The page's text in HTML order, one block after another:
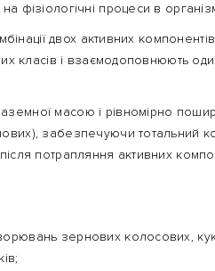
фізіологічні процеси в
двох активних
класів і взаємодоповнюють
масою і рівномірно
забезпечуючи тотальний
потрапляння активних
зернових колосових,